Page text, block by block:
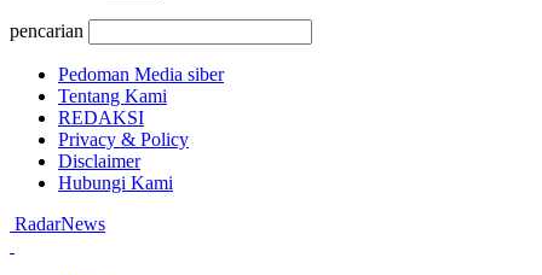
pencarian
Pedoman Media siber
Tentang Kami
REDAKSI
Privacy & Policy
Disclaimer
Hubungi Kami
RadarNews